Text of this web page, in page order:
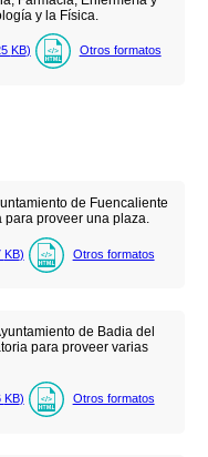
y la Física.
KB) Otros formatos
de Fuencaliente
para proveer una plaza.
KB) Otros formatos
de Badia del
para proveer varias
KB) Otros formatos